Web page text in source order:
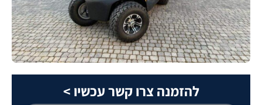
להזמנה צרו קשר עכשיו >